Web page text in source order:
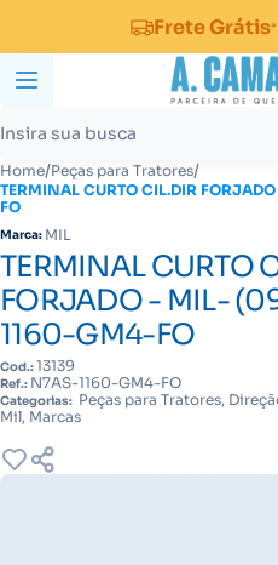
Frete Grátis*
Home/Peças para Tratores/
TERMINAL CURTO CIL.DIR
FO
Marca: MIL
TERMINAL CURTO
FORJADO - MIL-
1160-GM4-FO
Cod.:13139
Ref.: N7AS-1160-GM4-FO
Categorias: Peças para Tratores,
Mil, Marcas